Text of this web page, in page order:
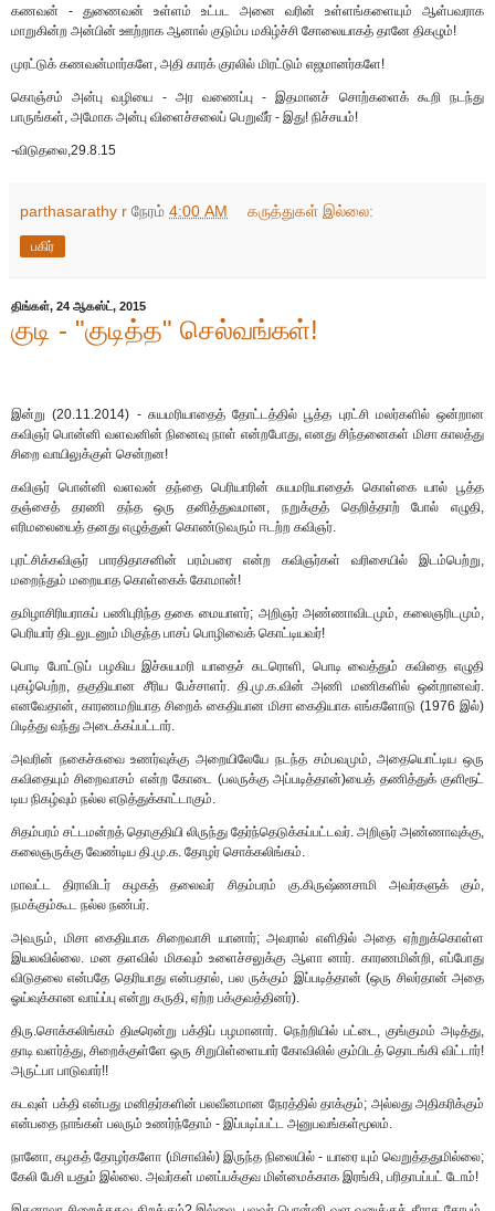
கணவன் - துணைவன் உள்ளம் உட்பட அனை வரின் உள்ளங்களையும் ஆள்பவராக
மாறுகின்ற அன்பின் ஊற்றாக ஆனால் குடும்ப மகிழ்ச்சி சோலையாகத் தானே திகழும்!
முரட்டுக் கணவன்மார்களே, அதி காரக் குரலில் மிரட்டும் எஜமானர்களே!
கொஞ்சம் அன்பு வழியை - அர வணைப்பு - இதமானச் சொற்களைக் கூறி நடந்து
பாருங்கள், அமோக அன்பு விளைச்சலைப் பெறுவீர் - இது! நிச்சயம்!
-விடுதலை,29.8.15
parthasarathy r நேரம் 4:00 AM கருத்துகள் இல்லை:
பகிர்
திங்கள், 24 ஆகஸ்ட், 2015
குடி - "குடித்த" செல்வங்கள்!
இன்று (20.11.2014) - சுயமரியாதைத் தோட்டத்தில் பூத்த புரட்சி மலர்களில் ஒன்றான
கவிஞர் பொன்னி வளவனின் நினைவு நாள் என்றபோது, எனது சிந்தனைகள் மிசா காலத்து
சிறை வாயிலுக்குள் சென்றன!
கவிஞர் பொன்னி வளவன் தந்தை பெரியாரின் சுயமரியாதைக் கொள்கை யால் பூத்த
தஞ்சைத் தரணி தந்த ஒரு தனித்துவமான, நறுக்குத் தெறித்தாற் போல் எழுதி,
எரிமலையைத் தனது எழுத்துள் கொண்டுவரும் ஈடற்ற கவிஞர்.
புரட்சிக்கவிஞர் பாரதிதாசனின் பரம்பரை என்ற கவிஞர்கள் வரிசையில் இடம்பெற்று,
மறைந்தும் மறையாத கொள்கைக் கோமான்!
தமிழாசிரியராகப் பணிபுரிந்த தகை மையாளர்; அறிஞர் அண்ணாவிடமும், கலைஞரிடமும்,
பெரியார் திடலுடனும் மிகுந்த பாசப் பொழிவைக் கொட்டியவர்!
பொடி போட்டுப் பழகிய இச்சுயமரி யாதைச் சுடரொளி, பொடி வைத்தும் கவிதை எழுதி
புகழ்பெற்ற, தகுதியான சீரிய பேச்சாளர். தி.மு.க.வின் அணி மணிகளில் ஒன்றானவர்.
எனவேதான், காரணமறியாத சிறைக் கைதியான மிசா கைதியாக எங்களோடு (1976 இல்)
பிடித்து வந்து அடைக்கப்பட்டார்.
அவரின் நகைச்சுவை உணர்வுக்கு அறையிலேயே நடந்த சம்பவமும், அதையொட்டிய ஒரு
கவிதையும் சிறைவாசம் என்ற கோடை (பலருக்கு அப்படித்தான்)யைத் தணித்துக் குளிரூட்
டிய நிகழ்வும் நல்ல எடுத்துக்காட்டாகும்.
சிதம்பரம் சட்டமன்றத் தொகுதியி லிருந்து தேர்ந்தெடுக்கப்பட்டவர். அறிஞர் அண்ணாவுக்கு,
கலைஞருக்கு வேண்டிய தி.மு.க. தோழர் சொக்கலிங்கம்.
மாவட்ட திராவிடர் கழகத் தலைவர் சிதம்பரம் கு.கிருஷ்ணசாமி அவர்களுக் கும்,
நமக்கும்கூட நல்ல நண்பர்.
அவரும், மிசா கைதியாக சிறைவாசி யானார்; அவரால் எளிதில் அதை ஏற்றுக்கொள்ள
இயலவில்லை. மன தளவில் மிகவும் உளைச்சலுக்கு ஆளா னார். காரணமின்றி, எப்போது
விடுதலை என்பதே தெரியாது என்பதால், பல ருக்கும் இப்படித்தான் (ஒரு சிலர்தான் அதை
ஓய்வுக்கான வாய்ப்பு என்று கருதி, ஏற்ற பக்குவத்தினர்).
திரு.சொக்கலிங்கம் திடீரென்று பக்திப் பழமானார். நெற்றியில் பட்டை, குங்குமம் அடித்து,
தாடி வளர்த்து, சிறைக்குள்ளே ஒரு சிறுபிள்ளையார் கோவிலில் கும்பிடத் தொடங்கி விட்டார்!
அருட்பா பாடுவார்!!
கடவுள் பக்தி என்பது மனிதர்களின் பலவீனமான நேரத்தில் தாக்கும்; அல்லது அதிகரிக்கும்
என்பதை நாங்கள் பலரும் உணர்ந்தோம் - இப்படிப்பட்ட அனுபவங்கள்மூலம்.
நானோ, கழகத் தோழர்களோ (மிசாவில்) இருந்த நிலையில் - யாரை யும் வெறுத்ததுமில்லை;
கேலி பேசி யதும் இல்லை. அவர்கள் மனப்பக்குவ மின்மைக்காக இரங்கி, பரிதாபப்பட் டோம்!